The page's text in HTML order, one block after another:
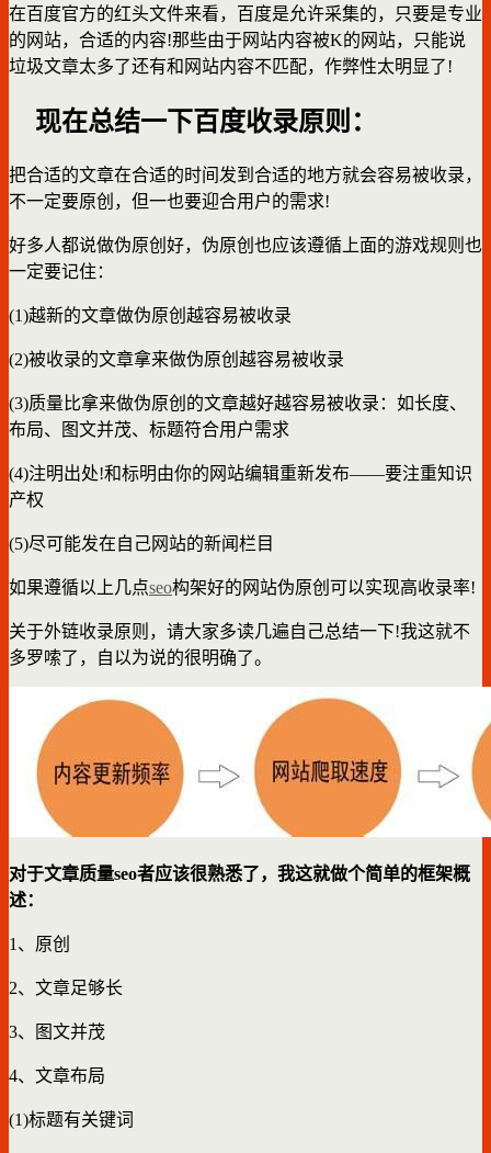
在百度官方的红头文件来看，百度是允许采集的，只要是专业
的网站，合适的内容!那些由于网站内容被K的网站，只能说
垃圾文章太多了还有和网站内容不匹配，作弊性太明显了!
现在总结一下百度收录原则：
把合适的文章在合适的时间发到合适的地方就会容易被收录，
不一定要原创，但一也要迎合用户的需求!
好多人都说做伪原创好，伪原创也应该遵循上面的游戏规则也
一定要记住：
(1)越新的文章做伪原创越容易被收录
(2)被收录的文章拿来做伪原创越容易被收录
(3)质量比拿来做伪原创的文章越好越容易被收录：如长度、
布局、图文并茂、标题符合用户需求
(4)注明出处!和标明由你的网站编辑重新发布——要注重知识
产权
(5)尽可能发在自己网站的新闻栏目
如果遵循以上几点seo构架好的网站伪原创可以实现高收录率!
关于外链收录原则，请大家多读几遍自己总结一下!我这就不
多罗嗦了，自以为说的很明确了。
对于文章质量seo者应该很熟悉了，我这就做个简单的框架概
述：
1、原创
2、文章足够长
3、图文并茂
4、文章布局
(1)标题有关键词